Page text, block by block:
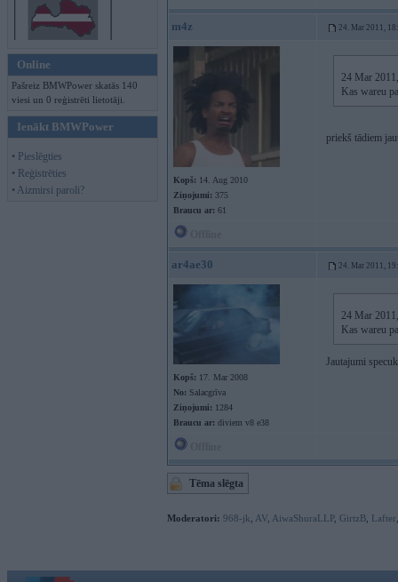
Online
Pašreiz BMWPower skatās 140
viesi un 0 reģistrēti lietotāji.
Ienākt BMWPower
• Pieslēgties
• Reģistrēties
• Aizmirsi paroli?
m4z 24. Mar 2011,
Kopš: 14. Aug 2010
Ziņojumi: 375
Braucu ar: 61
24 Mar
Kas wareu
priekš tādiem
ar4ae30 24. Mar 2011,
Kopš: 17. Mar 2008
No: Salacgrīva
Ziņojumi: 1284
Braucu ar: diviem v8 e38
24 Mar
Kas wareu
Jautajumi
Tēma slēgta
Moderatori: 968-jk AV AiwaShuraLLP, GirtzB Lafter